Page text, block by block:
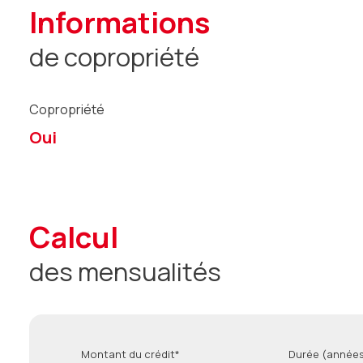
informations
de copropriété
Copropriété
Oui
calcul
des mensualités
Montant du crédit* Durée